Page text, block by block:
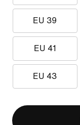
EU 39
EU 41
EU 43